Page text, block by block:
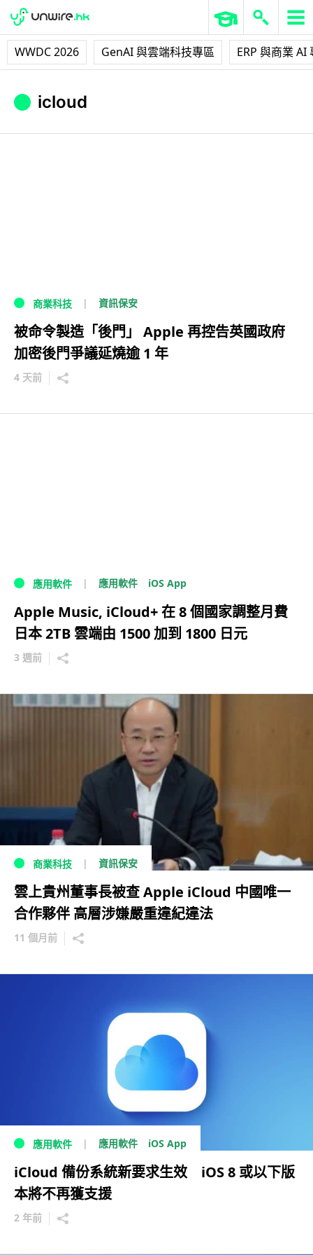
WWDC 2026 GenAI 與雲端科技專區 ERP 與商業 AI
icloud
商業科技 資訊保安
被命令製造「後門」 Apple 再控告英國政府
加密後門爭議延燒逾 1 年
4 天前
應用軟件 應用軟件 iOS App
Apple Music, iCloud+ 在 8 個國家調整月費
日本 2TB 雲端由 1500 加到 1800 日元
3 週前
商業科技 資訊保安
雲上貴州董事長被查 Apple iCloud 中國唯一
合作夥伴 高層涉嫌嚴重違紀違法
11 個月前
應用軟件 應用軟件 iOS App
iCloud 備份系統新要求生效 iOS 8 或以下版
本將不再獲支援
2 年前